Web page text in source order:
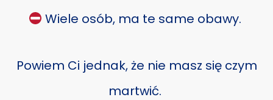
Wiele osób, ma te same obawy.
Powiem Ci jednak, że nie masz się czym
martwić.